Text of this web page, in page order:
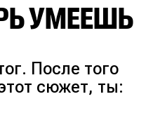
УМЕЕШЬ
После того
сюжет, ты: